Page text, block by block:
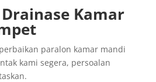
Kamar
paralon kamar mandi
kami segera, persoalan